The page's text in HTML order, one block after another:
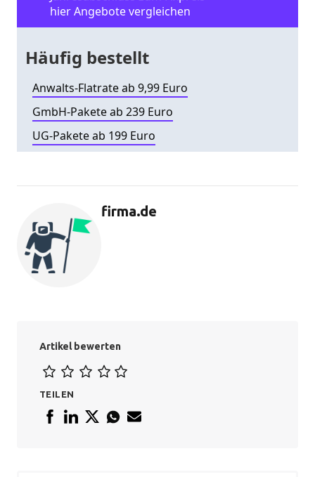
hier Angebote vergleichen
Häufig bestellt
Anwalts-Flatrate ab 9,99 Euro
GmbH-Pakete ab 239 Euro
UG-Pakete ab 199 Euro
firma.de
Artikel bewerten
TEILEN